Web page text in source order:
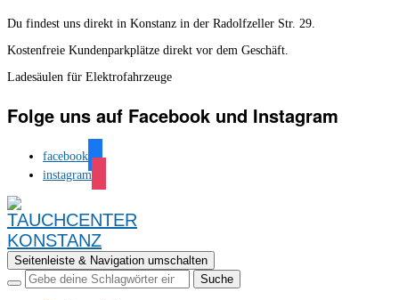
Du findest uns direkt in Konstanz in der Radolfzeller Str. 29.
Kostenfreie Kundenparkplätze direkt vor dem Geschäft.
Ladesäulen für Elektrofahrzeuge
Folge uns auf Facebook und Instagram
facebook
instagram
Seitenleiste & Navigation umschalten